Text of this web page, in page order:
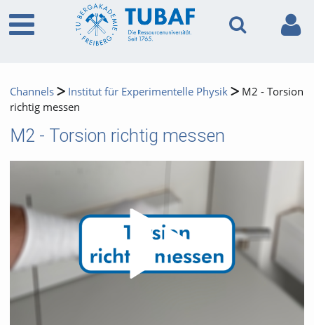
Channels Institut für Experimentelle Physik
M2 - Torsion
richtig messen
M2 - Torsion richtig messen